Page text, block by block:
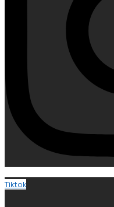
Tiktok